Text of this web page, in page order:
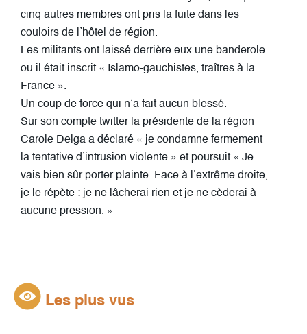
cinq autres membres ont pris la fuite dans les
couloirs de l’hôtel de région.
Les militants ont laissé derrière eux une banderole
ou il était inscrit « Islamo-gauchistes, traîtres à la
France ».
Un coup de force qui n’a fait aucun blessé.
Sur son compte twitter la présidente de la région
Carole Delga a déclaré « je condamne fermement
la tentative d’intrusion violente » et poursuit « Je
vais bien sûr porter plainte. Face à l’extrême droite,
je le répète : je ne lâcherai rien et je ne cèderai à
aucune pression. »
Les plus vus